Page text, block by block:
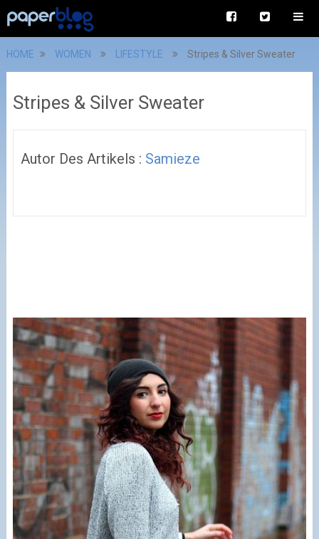
HOME WOMEN LIFESTYLE Stripes & Silver Sweater
Stripes & Silver Sweater
Autor Des Artikels : Samieze